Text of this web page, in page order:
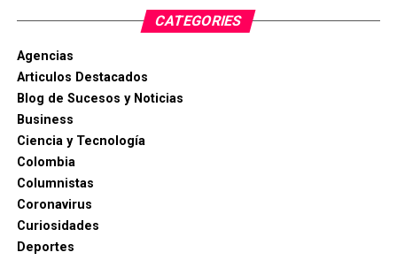
CATEGORIES
Agencias
Articulos Destacados
Blog de Sucesos y Noticias
Business
Ciencia y Tecnología
Colombia
Columnistas
Coronavirus
Curiosidades
Deportes